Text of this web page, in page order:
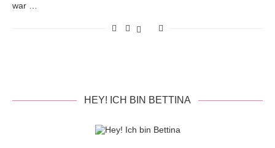
war …
HEY! ICH BIN BETTINA